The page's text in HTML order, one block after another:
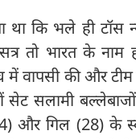
था कि भले ही टॉस
तो भारत के नाम
वापसी की और
सलामी
और गिल (28) के